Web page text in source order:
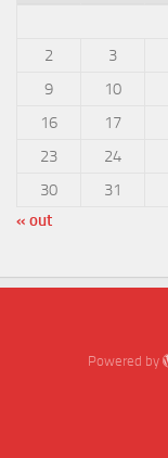
2
3
9
10
16
17
23
24
30
31
« out
Powered by